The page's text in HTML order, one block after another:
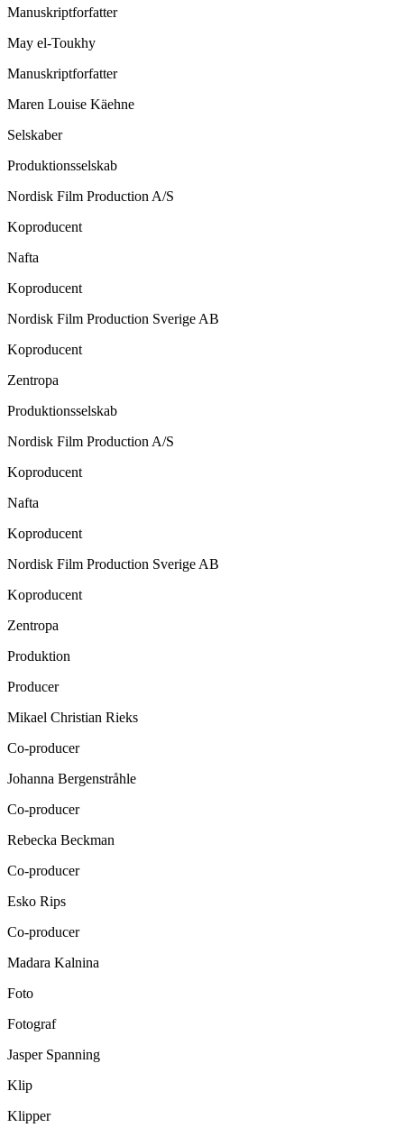
Manuskriptforfatter
May el-Toukhy
Manuskriptforfatter
Maren Louise Käehne
Selskaber
Produktionsselskab
Nordisk Film Production A/S
Koproducent
Nafta
Koproducent
Nordisk Film Production Sverige AB
Koproducent
Zentropa
Produktionsselskab
Nordisk Film Production A/S
Koproducent
Nafta
Koproducent
Nordisk Film Production Sverige AB
Koproducent
Zentropa
Produktion
Producer
Mikael Christian Rieks
Co-producer
Johanna Bergenstråhle
Co-producer
Rebecka Beckman
Co-producer
Esko Rips
Co-producer
Madara Kalnina
Foto
Fotograf
Jasper Spanning
Klip
Klipper